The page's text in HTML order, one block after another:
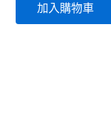
加入購物車